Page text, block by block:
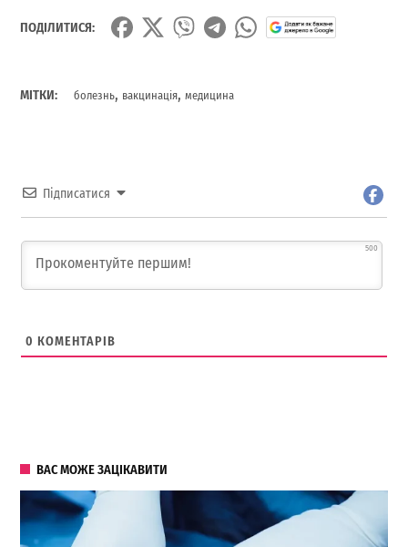
ПОДІЛИТИСЯ:
МІТКИ: болезнь, вакцинація,медицина
Підписатися
500
0 КОМЕНТАРІВ
ВАС МОЖЕ ЗАЦІКАВИТИ